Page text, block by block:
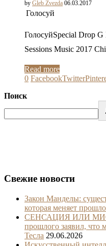
by Gleb Zvezda 06.03.2017
Голосуй
ГолосуйSpecial Drop
Sessions Music 2017
Read more
0 FacebookTwitter
Поиск
Свежие новости
Закон Манделы:
которая меняет
СЕНСАЦИЯ ИЛИ
прошлого заявил, что
Тесла 29.06.2026